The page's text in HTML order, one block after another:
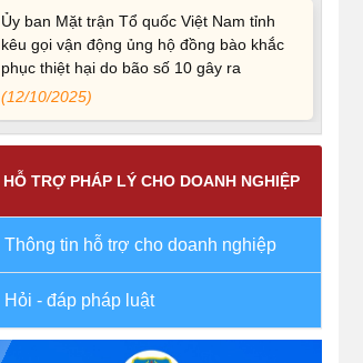
kêu gọi vận động ủng hộ đồng bào khắc
phục thiệt hại do bão số 10 gây ra
(12/10/2025)
UBND TỈNH ĐẮK LẮK KHUYẾN CÁO
NGƯỜI DÂN TĂNG CƯỜNG PHÒNG,
(09/10/2025)
Bộ Quốc phòng công bố thủ tục hành
chính đủ điều kiện tái cấu trúc thực hiện
toàn trình, một phần trên môi trường điện
(09/10/2025)
HỖ TRỢ PHÁP LÝ CHO DOANH NGHIỆP
Thông tin hỗ trợ cho doanh nghiệp
Hỏi - đáp pháp luật